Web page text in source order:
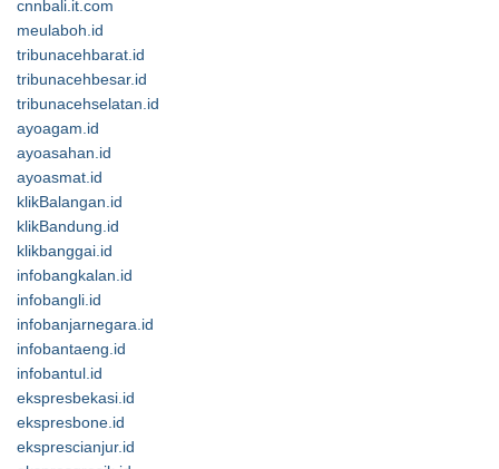
cnnbali.it.com
meulaboh.id
tribunacehbarat.id
tribunacehbesar.id
tribunacehselatan.id
ayoagam.id
ayoasahan.id
ayoasmat.id
klikBalangan.id
klikBandung.id
klikbanggai.id
infobangkalan.id
infobangli.id
infobanjarnegara.id
infobantaeng.id
infobantul.id
ekspresbekasi.id
ekspresbone.id
eksprescianjur.id